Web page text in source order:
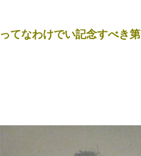
ってなわけでい記念すべき